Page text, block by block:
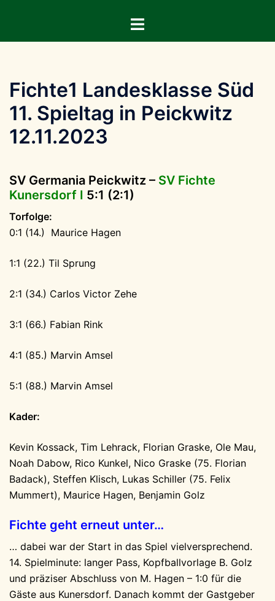
springen
Menü
Fichte1 Landesklasse Süd
11. Spieltag in Peickwitz
12.11.2023
SV Germania Peickwitz – SV Fichte
Kunersdorf I 5:1 (2:1)
Torfolge:
0:1 (14.) Maurice Hagen
1:1 (22.) Til Sprung
2:1 (34.) Carlos Victor Zehe
3:1 (66.) Fabian Rink
4:1 (85.) Marvin Amsel
5:1 (88.) Marvin Amsel
Kader:
Kevin Kossack, Tim Lehrack, Florian Graske, Ole Mau,
Noah Dabow, Rico Kunkel, Nico Graske (75. Florian
Badack), Steffen Klisch, Lukas Schiller (75. Felix
Mummert), Maurice Hagen, Benjamin Golz
Fichte geht erneut unter…
… dabei war der Start in das Spiel vielversprechend.
14. Spielminute: langer Pass, Kopfballvorlage B. Golz
und präziser Abschluss von M. Hagen – 1:0 für die
Gäste aus Kunersdorf. Danach kommt der Gastgeber